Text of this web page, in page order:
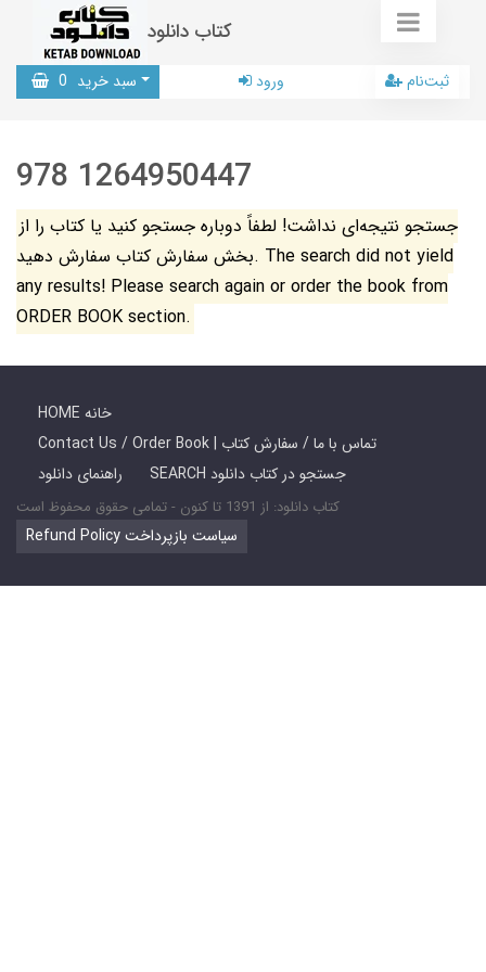
کتاب دانلود
سبد خرید 0 ورود ثبت‌نام
978 1264950447
جستجو نتیجه‌ای نداشت! لطفاً دوباره جستجو کنید یا کتاب را از
بخش سفارش کتاب سفارش دهید. The search did not yield
any results! Please search again or order the book from
ORDER BOOK section.
HOME خانه
Contact Us / Order Book | تماس با ما / سفارش کتاب
راهنمای دانلود
SEARCH جستجو در کتاب دانلود
کتاب دانلود: از 1391 تا کنون - تمامی حقوق محفوظ است
Refund Policy سیاست بازپرداخت